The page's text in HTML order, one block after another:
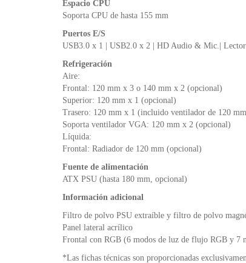
Espacio CPU
Soporta CPU de hasta 155 mm
Puertos E/S
USB3.0 x 1 | USB2.0 x 2 | HD Audio & Mic.|
Refrigeración
Aire:
Frontal: 120 mm x 3 o 140 mm x 2 (opcional)
Superior: 120 mm x 1 (opcional)
Trasero: 120 mm x 1 (incluido ventilador de 120
Soporta ventilador VGA: 120 mm x 2 (opcional)
Líquida:
Frontal: Radiador de 120 mm (opcional)
Fuente de alimentación
ATX PSU (hasta 180 mm, opcional)
Información adicional
Filtro de polvo PSU extraíble y filtro de polvo
Panel lateral acrílico
Frontal con RGB (6 modos de luz de flujo RGB y 7
*Las fichas técnicas son proporcionadas